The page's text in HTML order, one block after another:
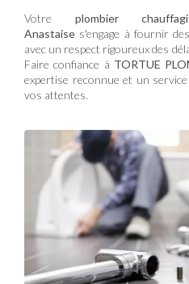
Votre plombier
Anastaise s'engage à fournir
avec un respect rigoureux des
Faire confiance à TORTUE
expertise reconnue et un
vos attentes.